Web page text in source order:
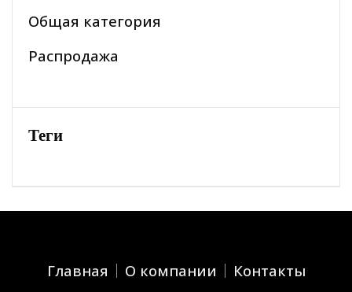
Общая категория
Распродажа
Теги
Главная О компании Контакты